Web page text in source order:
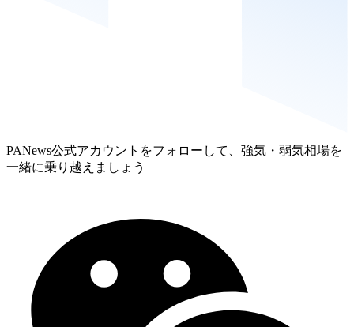
PANews公式アカウントをフォローして、強気・弱気相場を
一緒に乗り越えましょう